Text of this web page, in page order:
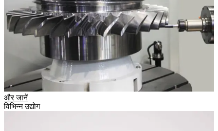
और जानें
विभिन्न उद्योग